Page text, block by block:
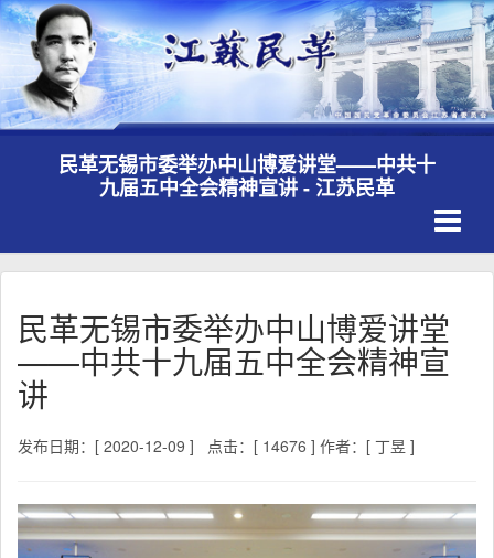
民革无锡市委举办中山博爱讲堂——中共十
九届五中全会精神宣讲 - 江苏民革
民革无锡市委举办中山博爱讲堂
——中共十九届五中全会精神宣
讲
发布日期：[ 2020-12-09 ] 点击：[ 14676 ] 作者：[ 丁昱 ]